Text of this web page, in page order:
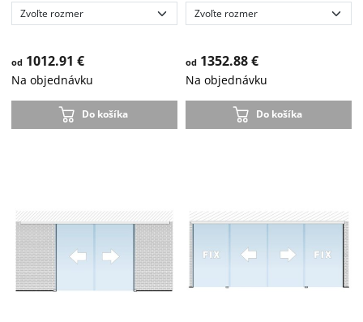
od1012.91 €
Na objednávku
Do košíka
od 1352.88 €
Na objednávku
Do košíka